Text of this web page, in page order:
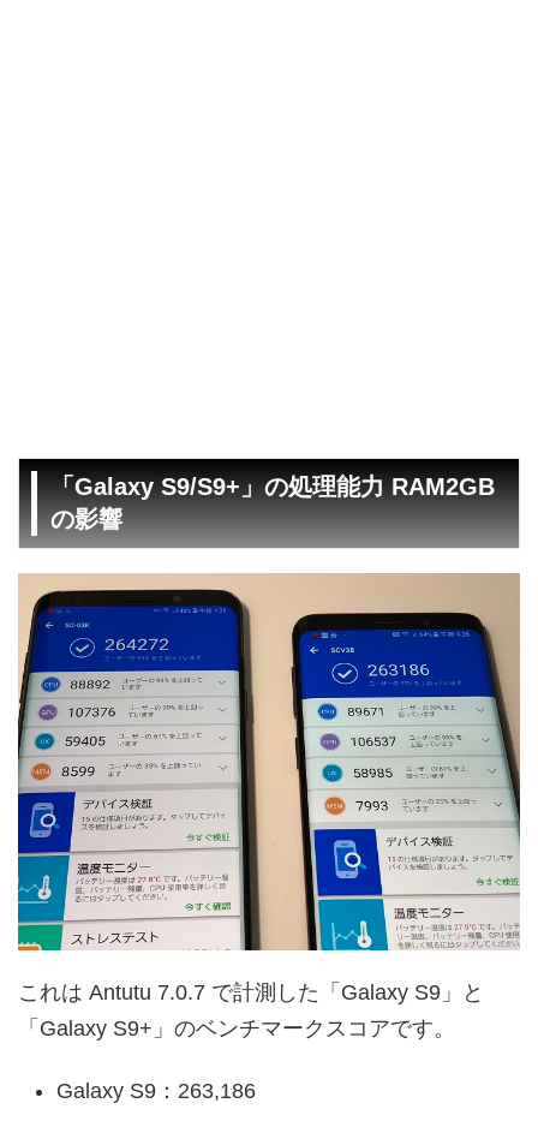
「Galaxy S9/S9+」の処理能力 RAM2GB
の影響
これは Antutu 7.0.7 で計測した「Galaxy S9」と
「Galaxy S9+」のベンチマークスコアです。
Galaxy S9：263,186